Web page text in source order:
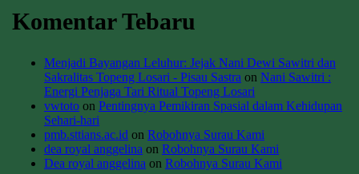
Komentar Tebaru
Menjadi Bayangan Leluhur: Jejak Nani Dewi Sawitri dan
Sakralitas Topeng Losari - Pisau Sastra on Nani Sawitri :
Energi Penjaga Tari Ritual Topeng Losari
vwtoto on Pentingnya Pemikiran Spasial dalam Kehidupan
Sehari-hari
pmb.sttians.ac.id on Robohnya Surau Kami
dea royal anggelina on Robohnya Surau Kami
Dea royal anggelina on Robohnya Surau Kami